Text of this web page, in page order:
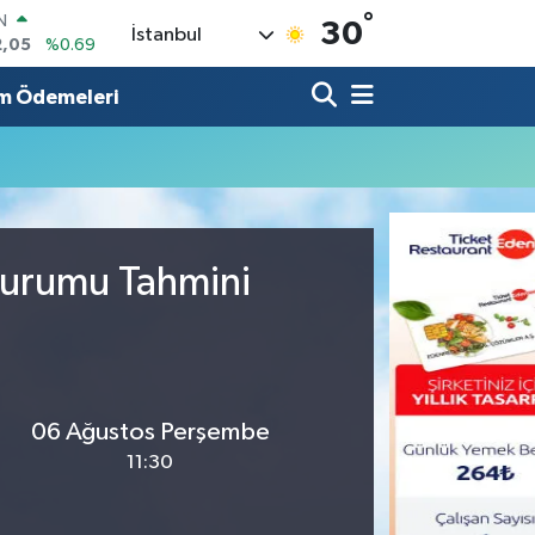
%0.69
%0.06
%0.21
%48
İstanbul 30°
Ödemeleri
Tahmini
06 Ağustos Perşembe
11:30